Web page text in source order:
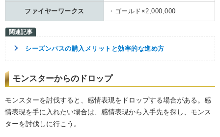
ファイヤーワークス ・ゴールド×2,000,000
シーズンパスの購入メリットと効率的な進め方
モンスターからのドロップ
モンスターを討伐すると、感情表現をドロップする場合がある。感
情表現を手に入れたい場合は、感情表現から入手先を探し、モンス
ターを討伐しに行こう。